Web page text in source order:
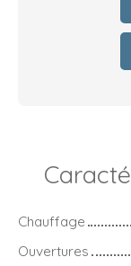
Chauffage
Ouvertures